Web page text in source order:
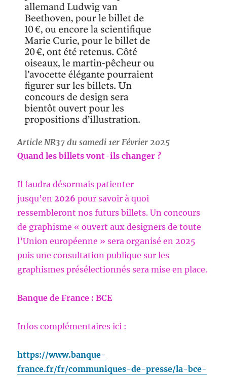
Article NR37 du samedi 1er Février 2025
Quand les billets vont-ils changer ?
Il faudra désormais patienter
jusqu’en 2026 pour savoir à quoi
ressembleront nos futurs billets. Un concours
de graphisme « ouvert aux designers de toute
l’Union européenne » sera organisé en 2025
puis une consultation publique sur les
graphismes présélectionnés sera mise en place.
Banque de France : BCE
Infos complémentaires ici :
https://www.banque-
france.fr/fr/communiques-de-presse/la-bce-